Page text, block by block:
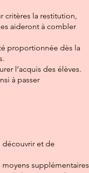
critères la restitution,
aideront à combler
proportionnée dès la
l’acquis des élèves.
à passer
découvrir et de
supplémentaires